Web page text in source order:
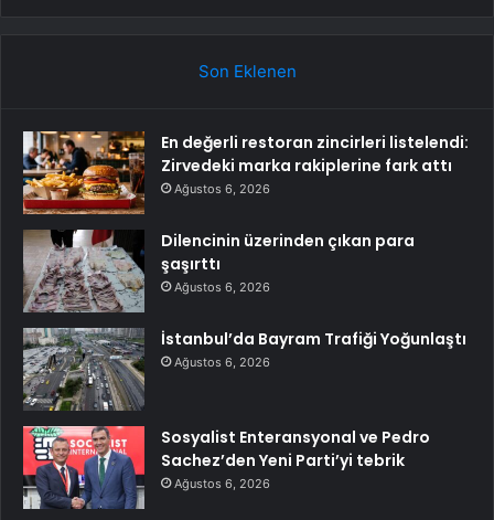
Son Eklenen
En değerli restoran zincirleri listelendi:
Zirvedeki marka rakiplerine fark attı
Ağustos 6, 2026
Dilencinin üzerinden çıkan para
şaşırttı
Ağustos 6, 2026
İstanbul’da Bayram Trafiği Yoğunlaştı
Ağustos 6, 2026
Sosyalist Enteransyonal ve Pedro
Sachez’den Yeni Parti’yi tebrik
Ağustos 6, 2026